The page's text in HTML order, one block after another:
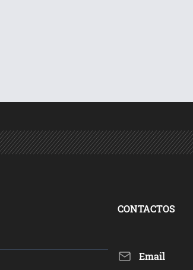
CONTACTOS
Email